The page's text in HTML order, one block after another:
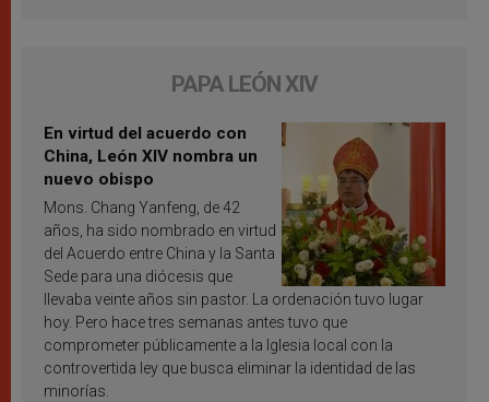
PAPA LEÓN XIV
En virtud del acuerdo con
China, León XIV nombra un
nuevo obispo
Mons. Chang Yanfeng, de 42
años, ha sido nombrado en virtud
del Acuerdo entre China y la Santa
Sede para una diócesis que
llevaba veinte años sin pastor. La ordenación tuvo lugar
hoy. Pero hace tres semanas antes tuvo que
comprometer públicamente a la Iglesia local con la
controvertida ley que busca eliminar la identidad de las
minorías.